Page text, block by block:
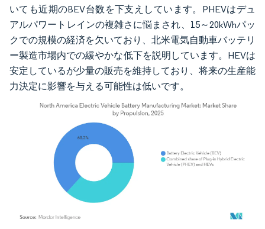
いても近期のBEV台数を下支えしています。PHEVはデュ
アルパワートレインの複雑さに悩まされ、15～20kWhパッ
クでの規模の経済を欠いており、北米電気自動車バッテリ
ー製造市場内での緩やかな低下を説明しています。HEVは
安定しているが少量の販売を維持しており、将来の生産能
力決定に影響を与える可能性は低いです。